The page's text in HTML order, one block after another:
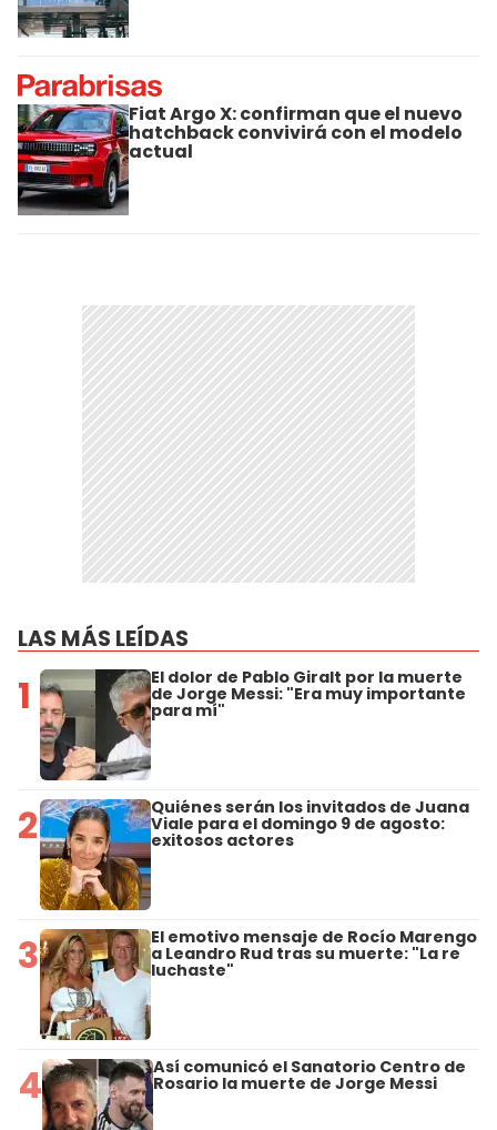
Fiat Argo X: confirman que el nuevo
hatchback convivirá con el modelo
actual
LAS MÁS LEÍDAS
1 El dolor de Pablo Giralt por la muerte
de Jorge Messi: "Era muy importante
para mí"
2 Quiénes serán los invitados de Juana
Viale para el domingo 9 de agosto:
exitosos actores
3 El emotivo mensaje de Rocío Marengo
a Leandro Rud tras su muerte: "La re
luchaste"
4 Así comunicó el Sanatorio Centro de
Rosario la muerte de Jorge Messi